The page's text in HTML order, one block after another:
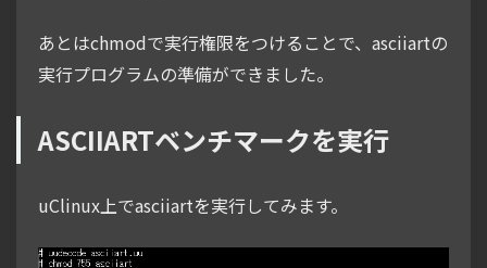
あとはchmodで実行権限をつけることで、asciiartの
実行プログラムの準備ができました。
ASCIIARTベンチマークを実行
uClinux上でasciiartを実行してみます。